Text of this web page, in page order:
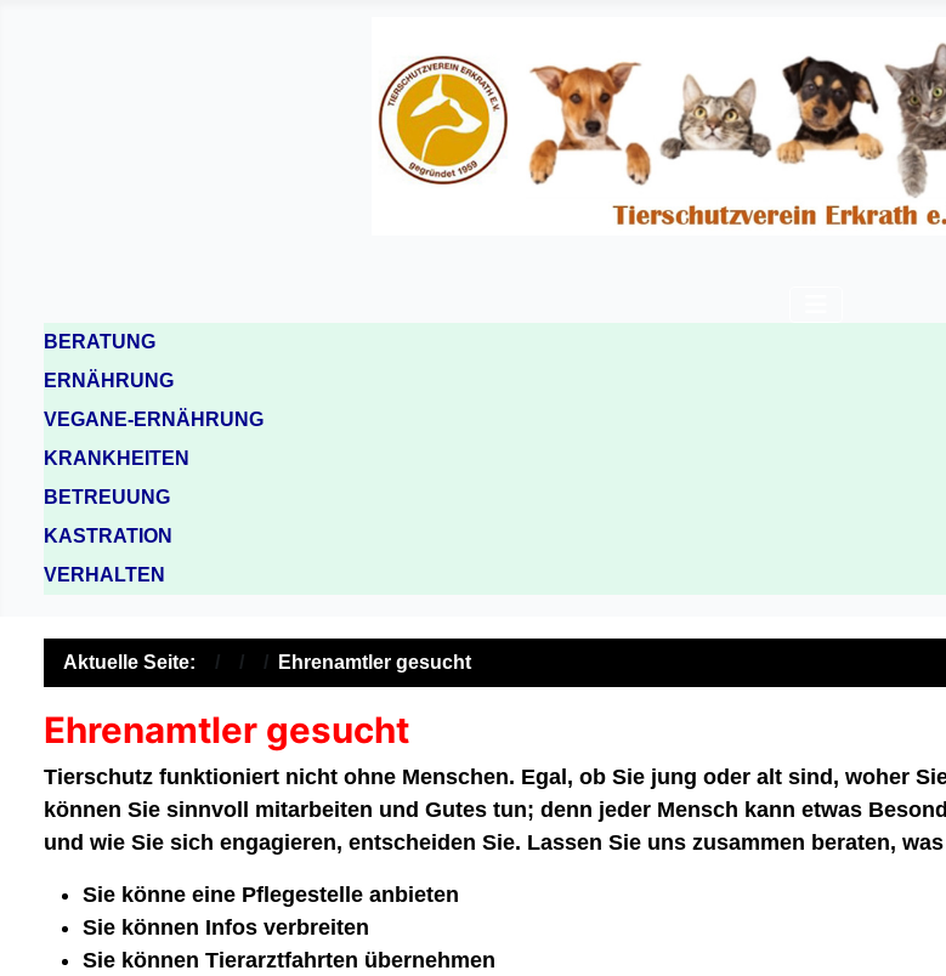
BERATUNG
ERNÄHRUNG
VEGANE-ERNÄHRUNG
KRANKHEITEN
BETREUUNG
KASTRATION
VERHALTEN
Aktuelle Seite: Ehrenamtler gesucht
Ehrenamtler gesucht
Tierschutz funktioniert nicht ohne Menschen. Egal, ob Sie jung oder alt sind, woher
können Sie sinnvoll mitarbeiten und Gutes tun; denn jeder Mensch kann etwas
und wie Sie sich engagieren, entscheiden Sie. Lassen Sie uns zusammen beraten,
Sie könne eine Pflegestelle anbieten
Sie können Infos verbreiten
Sie können Tierarztfahrten übernehmen